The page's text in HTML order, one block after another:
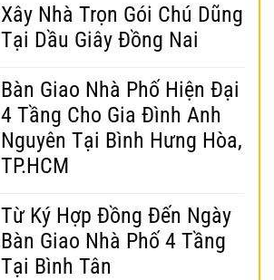
Xây Nhà Trọn Gói Chú Dũng
Tại Dầu Giây Đồng Nai
Bàn Giao Nhà Phố Hiện Đại
4 Tầng Cho Gia Đình Anh
Nguyên Tại Bình Hưng Hòa,
TP.HCM
Từ Ký Hợp Đồng Đến Ngày
Bàn Giao Nhà Phố 4 Tầng
Tại Bình Tân